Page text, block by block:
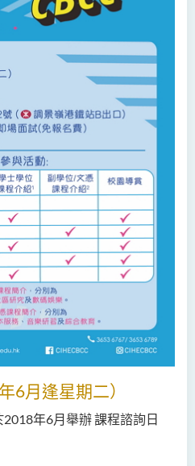
6月逢星期二）
年6月舉辦 課程諮詢日